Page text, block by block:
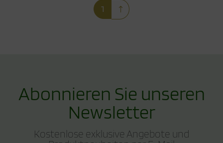
1
Abonnieren Sie unseren
Newsletter
Kostenlose exklusive Angebote und